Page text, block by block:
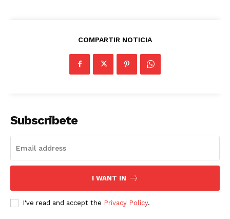
COMPARTIR NOTICIA
Subscribete
I WANT IN
I've read and accept the Privacy Policy.